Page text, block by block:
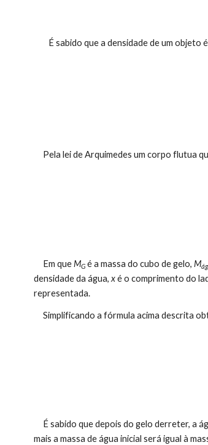
É sabido que a densidade de um
Pela lei de Arquimedes um corpo
     Em que
MG é a massa do cubo de gelo, M
densidade da água, x é o comprimento do
representada.
Simplificando a fórmula acima descrita
mais a massa de água inicial será igual à